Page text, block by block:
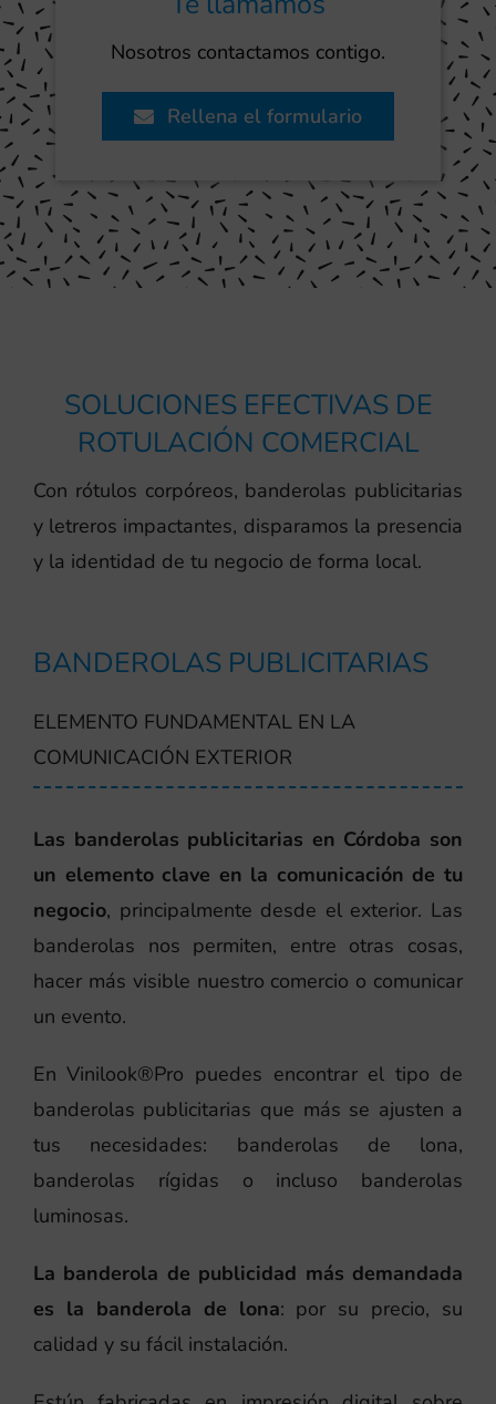
Nosotros contactamos contigo.
Rellena el formulario
SOLUCIONES EFECTIVAS DE
ROTULACIÓN COMERCIAL
Con rótulos corpóreos, banderolas publicitarias
y letreros impactantes, disparamos la presencia
y la identidad de tu negocio de forma local.
BANDEROLAS PUBLICITARIAS
ELEMENTO FUNDAMENTAL EN LA
COMUNICACIÓN EXTERIOR
Las banderolas publicitarias en Córdoba son
un elemento clave en la comunicación de tu
negocio, principalmente desde el exterior. Las
banderolas nos permiten, entre otras cosas,
hacer más visible nuestro comercio o comunicar
un evento.
En Vinilook®Pro puedes encontrar el tipo de
banderolas publicitarias que más se ajusten a
tus necesidades: banderolas de lona,
banderolas rígidas o incluso banderolas
luminosas.
La banderola de publicidad más demandada
es la banderola de lona: por su precio, su
calidad y su fácil instalación.